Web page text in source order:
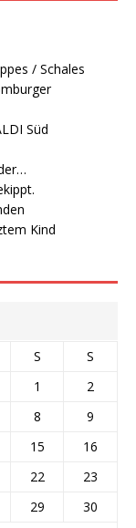
/ Schales
Süd
Kind
S
S
1
2
8
9
15
16
22
23
29
30